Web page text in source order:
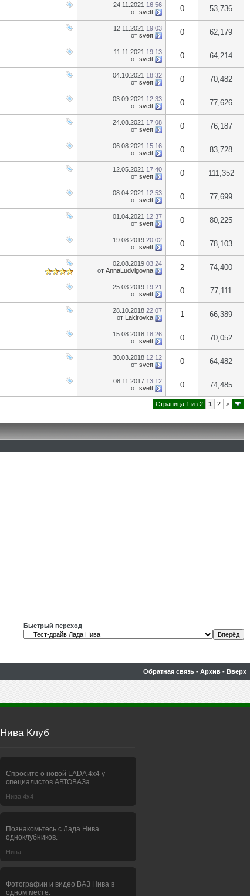
24.11.2021 16:56
от svett 0 53,736
12.11.2021 19:03
от svett 0 62,179
11.11.2021 19:13
от svett 0 64,214
04.10.2021 18:32
от svett 0 70,482
03.09.2021 12:33
от svett 0 77,626
24.08.2021 17:08
от svett 0 76,187
06.08.2021 15:16
от svett 0 83,728
12.05.2021 17:40
от svett 0 111,352
08.04.2021 12:53
от svett 0 77,699
01.04.2021 12:37
от svett 0 80,225
19.08.2019 20:02
от svett 0 78,103
02.08.2019 03:24
от AnnaLudvigovna 2 74,400
25.03.2019 19:21
от svett 0 77,111
28.10.2018 22:07
от Lakirovka 1 66,389
15.08.2018 18:26
от svett 0 70,052
30.03.2018 12:12
от svett 0 64,482
08.11.2017 13:12
от svett 0 74,485
Страница 1 из 2 1 2 >
Быстрый переход
Обратная связь - Архив - Вверх
Нива Клуб
Спросите о новой LADA 4x4 у
специалистов АВТОВАЗа.
Нива 4х4
Познакомьтесь с Лада Нива
одноклубников.
Нива
Фотографии и видео ВАЗ Нива в
одном месте.